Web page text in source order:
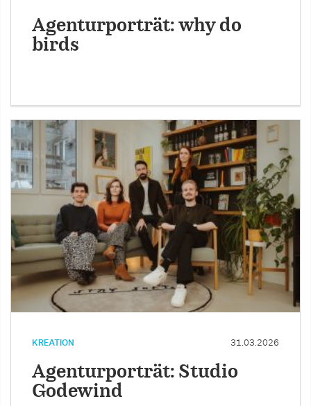
Agenturporträt: why do
birds
KREATION 31.03.2026
Agenturporträt: Studio
Godewind